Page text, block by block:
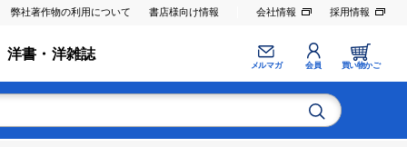
弊社著作物の利用について 書店様向け情報 会社情報 採用情報
洋書・洋雑誌
メルマガ 会員 買い物かご